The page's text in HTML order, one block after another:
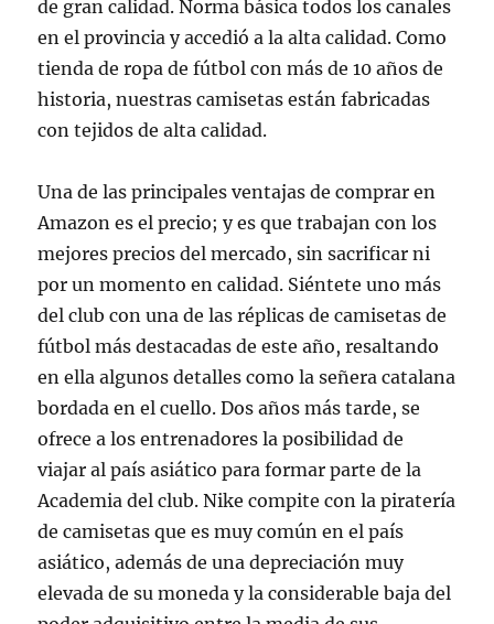
de gran calidad. Norma básica todos los canales
en el provincia y accedió a la alta calidad. Como
tienda de ropa de fútbol con más de 10 años de
historia, nuestras camisetas están fabricadas
con tejidos de alta calidad.
Una de las principales ventajas de comprar en
Amazon es el precio; y es que trabajan con los
mejores precios del mercado, sin sacrificar ni
por un momento en calidad. Siéntete uno más
del club con una de las réplicas de camisetas de
fútbol más destacadas de este año, resaltando
en ella algunos detalles como la señera catalana
bordada en el cuello. Dos años más tarde, se
ofrece a los entrenadores la posibilidad de
viajar al país asiático para formar parte de la
Academia del club. Nike compite con la piratería
de camisetas que es muy común en el país
asiático, además de una depreciación muy
elevada de su moneda y la considerable baja del